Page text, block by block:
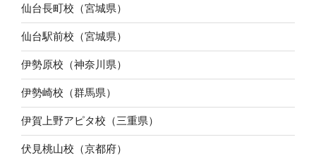
仙台長町校（宮城県）
仙台駅前校（宮城県）
伊勢原校（神奈川県）
伊勢崎校（群馬県）
伊賀上野アピタ校（三重県）
伏見桃山校（京都府）